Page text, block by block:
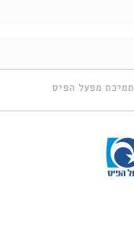
מפעל הפיס